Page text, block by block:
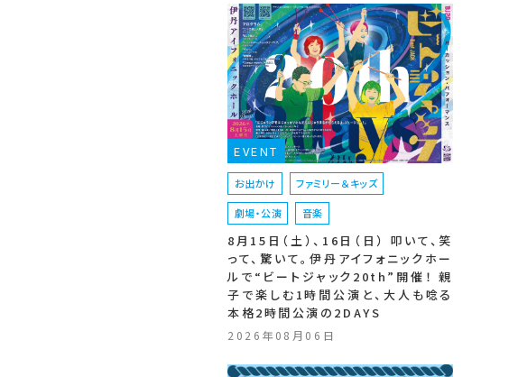
EVENT
お出かけ ファミリー＆キッズ
劇場・公演 音楽
8月15日（土）、16日（日） 叩いて、笑
って、驚いて。伊丹アイフォニックホー
ルで“ビートジャック20th”開催！ 親
子で楽しむ1時間公演と、大人も唸る
本格2時間公演の2DAYS
2026年08月06日